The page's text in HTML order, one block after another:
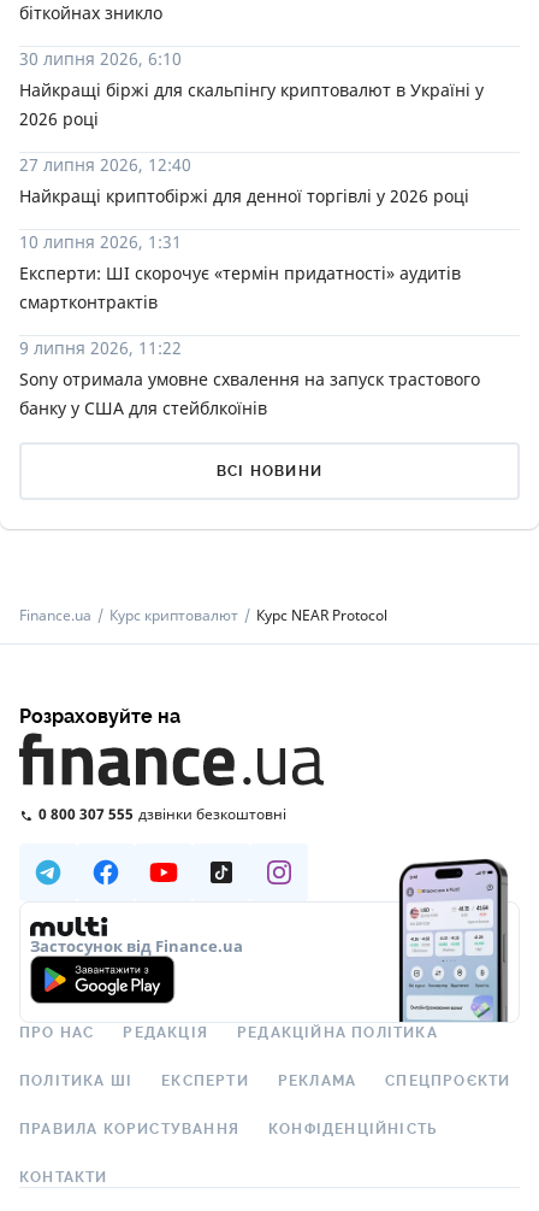
біткойнах зникло
30 липня 2026, 6:10
Найкращі біржі для скальпінгу криптовалют в Україні у
2026 році
27 липня 2026, 12:40
Найкращі криптобіржі для денної торгівлі у 2026 році
10 липня 2026, 1:31
Експерти: ШІ скорочує «термін придатності» аудитів
смартконтрактів
9 липня 2026, 11:22
Sony отримала умовне схвалення на запуск трастового
банку у США для стейблкоїнів
ВСІ НОВИНИ
Finance.ua Курс криптовалют Курс NEAR Protocol
Розраховуйте на
0 800 307 555 дзвінки безкоштовні
Застосунок від Finance.ua
ПРО НАС РЕДАКЦІЯ РЕДАКЦІЙНА ПОЛІТИКА
ПОЛІТИКА ШІ ЕКСПЕРТИ РЕКЛАМА СПЕЦПРОЄКТИ
ПРАВИЛА КОРИСТУВАННЯ КОНФІДЕНЦІЙНІСТЬ
КОНТАКТИ